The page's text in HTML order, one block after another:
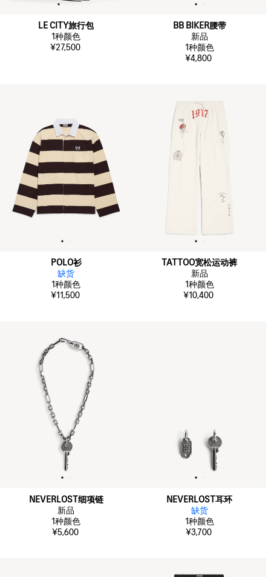
LE CITY旅行包
1种颜色
¥27,500
BB BIKER腰带
新品
1种颜色
¥4,800
POLO衫
缺货
1种颜色
¥11,500
TATTOO宽松运动裤
新品
1种颜色
¥10,400
NEVERLOST细项链
新品
1种颜色
¥5,600
NEVERLOST耳环
缺货
1种颜色
¥3,700